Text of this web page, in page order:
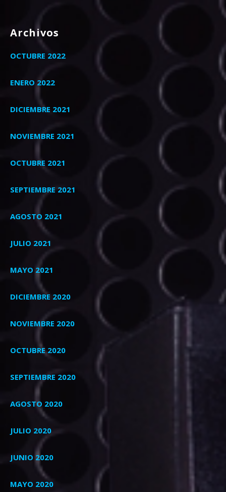
Archivos
OCTUBRE 2022
ENERO 2022
DICIEMBRE 2021
NOVIEMBRE 2021
OCTUBRE 2021
SEPTIEMBRE 2021
AGOSTO 2021
JULIO 2021
MAYO 2021
DICIEMBRE 2020
NOVIEMBRE 2020
OCTUBRE 2020
SEPTIEMBRE 2020
AGOSTO 2020
JULIO 2020
JUNIO 2020
MAYO 2020